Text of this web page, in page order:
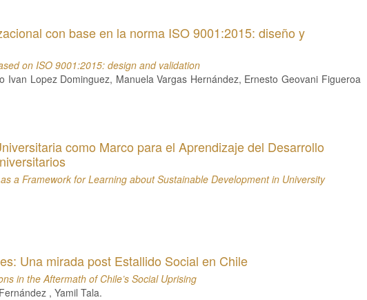
con base en la norma ISO 9001:2015: diseño y
on ISO 9001:2015: design and validation
Ivan Lopez Dominguez, Manuela Vargas Hernández, Ernesto Geovani Figueroa
como Marco para el Aprendizaje del Desarrollo
a Framework for Learning about Sustainable Development in University
Una mirada post Estallido Social en Chile
in the Aftermath of Chile’s Social Uprising
, Yamil Tala.